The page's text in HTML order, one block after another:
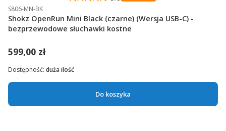
S806-MN-BK
Shokz OpenRun Mini Black (czarne) (Wersja USB-C) -
bezprzewodowe słuchawki kostne
599,00 zł
Do koszyka
Dostępność: duża ilość